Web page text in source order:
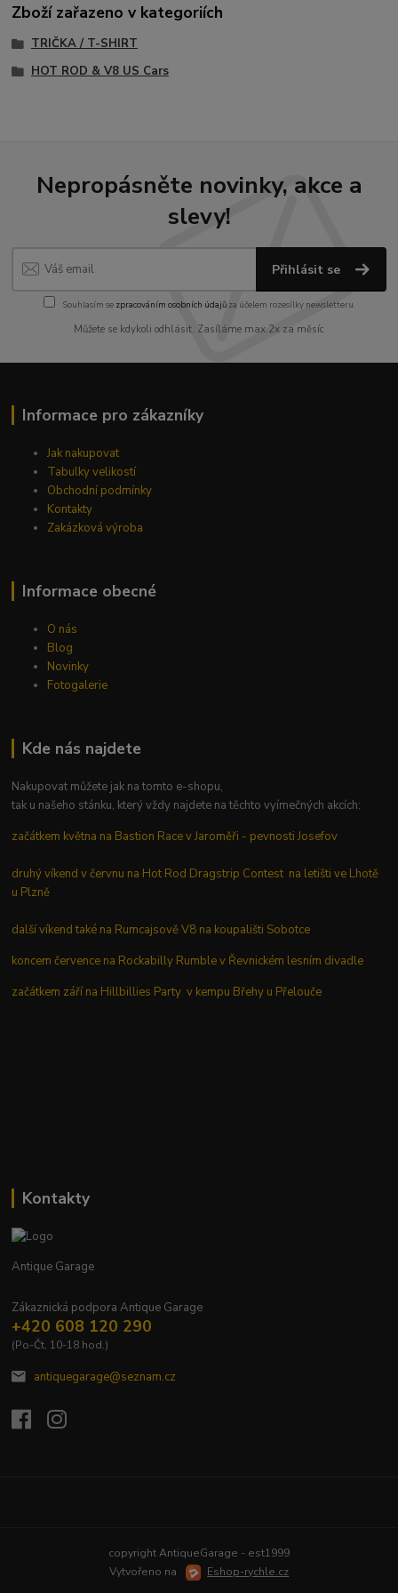
Zboží zařazeno v kategoriích
TRIČKA / T-SHIRT
HOT ROD & V8 US Cars
Nepropásněte novinky, akce a
slevy!
Přihlásit se
Souhlasím se zpracováním osobních údajůza účelem rozesílky newsletteru.
Můžete se kdykoli odhlásit. Zasíláme max.2x za měsíc
Informace pro zákazníky
Jak nakupovat
Tabulky velikostí
Obchodní podmínky
Kontakty
Zakázková výroba
Informace obecné
O nás
Blog
Novinky
Fotogalerie
Kde nás najdete
Nakupovat můžete jak na tomto e-shopu,
tak u našeho stánku, který vždy najdete na těchto vyímečných akcích:
začátkem května na Bastion Race v Jaroměři - pevnosti Josefov
druhý víkend v červnu na Hot Rod Dragstrip Contest na letišti ve Lhotě
u Plzně
další víkend také na Rumcajsově V8 na koupališti Sobotce
koncem července na Rockabilly Rumble v Řevnickém lesním divadle
začátkem září na Hillbillies Party v kempu Břehy u Přelouče
Kontakty
Antique Garage
Zákaznická podpora Antique Garage
+420 608 120 290
(Po-Čt, 10-18 hod.)
antiquegarage@seznam.cz
copyright AntiqueGarage - est1999
Vytvořeno na
Eshop-rychle.cz